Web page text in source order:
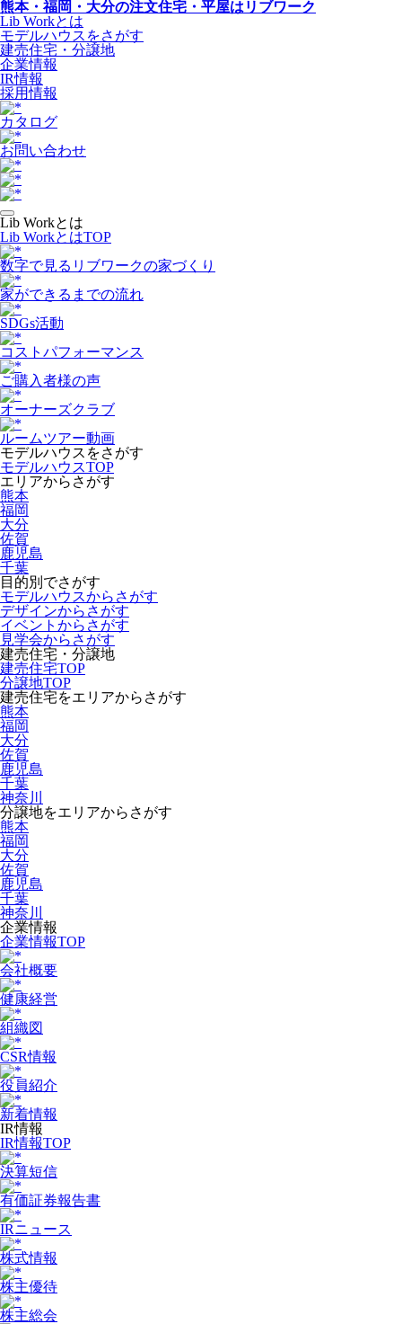
熊本・福岡・大分の注文住宅・平屋はリブワーク
Lib Workとは
モデルハウスをさがす
建売住宅・分譲地
企業情報
IR情報
採用情報
カタログ
お問い合わせ
Lib Workとは
Lib WorkとはTOP
数字で⾒るリブワークの家づくり
家ができるまでの流れ
SDGs活動
コストパフォーマンス
ご購入者様の声
オーナーズクラブ
ルームツアー動画
モデルハウスをさがす
モデルハウスTOP
エリアからさがす
熊本
福岡
大分
佐賀
鹿児島
千葉
目的別でさがす
モデルハウスからさがす
デザインからさがす
イベントからさがす
見学会からさがす
建売住宅・分譲地
建売住宅TOP
分譲地TOP
建売住宅をエリアからさがす
熊本
福岡
大分
佐賀
鹿児島
千葉
神奈川
分譲地をエリアからさがす
熊本
福岡
大分
佐賀
鹿児島
千葉
神奈川
企業情報
企業情報TOP
会社概要
健康経営
組織図
CSR情報
役員紹介
新着情報
IR情報
IR情報TOP
決算短信
有価証券報告書
IRニュース
株式情報
株主優待
株主総会